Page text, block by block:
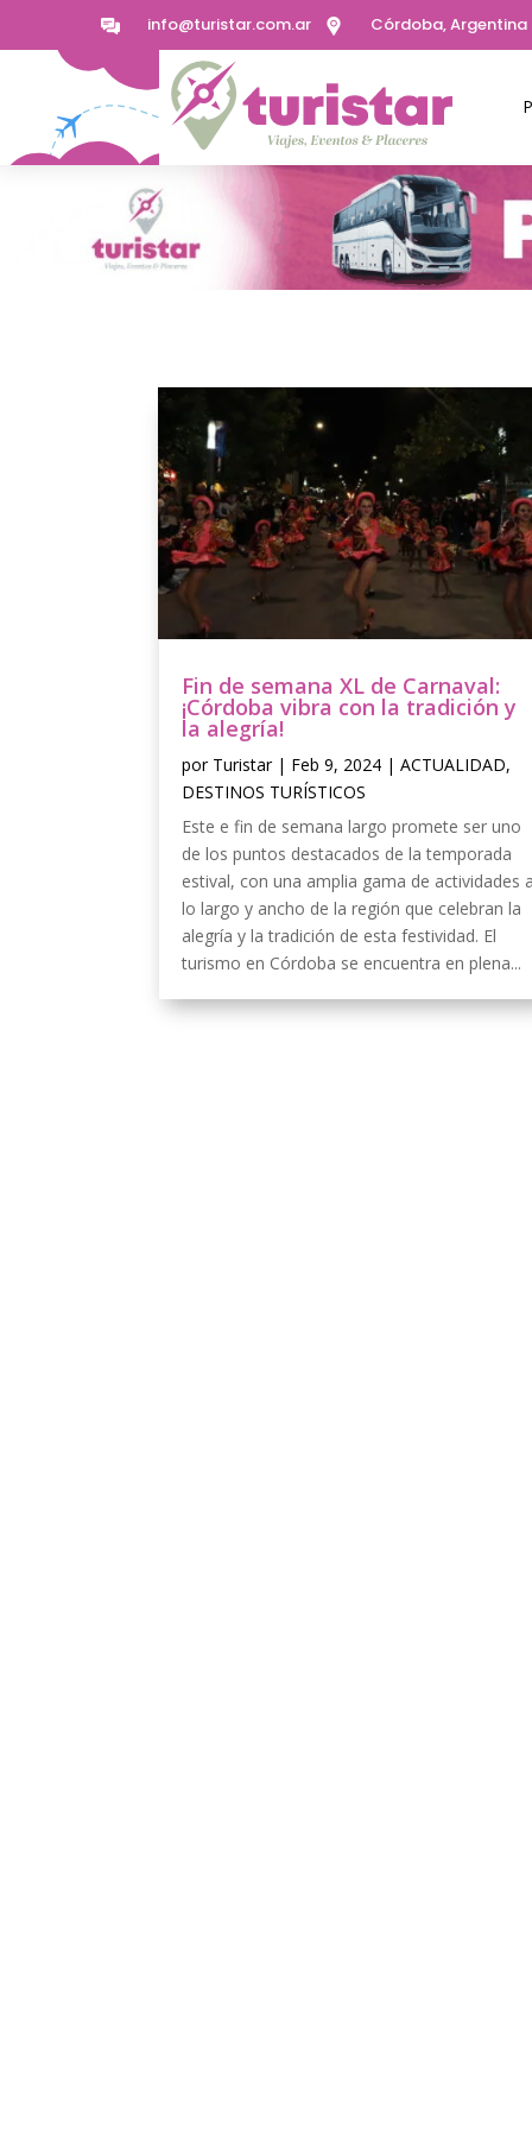
info@turistar.com.ar Córdoba, Argentina
Fin de semana XL de Carnaval:
¡Córdoba vibra con la tradición y
la alegría!
por Turistar| Feb 9, 2024 |ACTUALIDAD,
DESTINOS TURÍSTICOS
Este e fin de semana largo promete ser uno
de los puntos destacados de la temporada
estival, con una amplia gama de actividades
lo largo y ancho de la región que celebran la
alegría y la tradición de esta festividad. El
turismo en Córdoba se encuentra en plena...